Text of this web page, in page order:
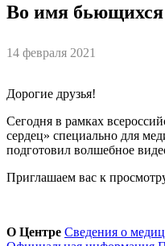
Во имя бьющихся
14 февраля 2021
Дорогие друзья!
Сегодня в рамках
сердец» специально для
подготовил волшебное
Приглашаем вас к
О Центре Сведения о